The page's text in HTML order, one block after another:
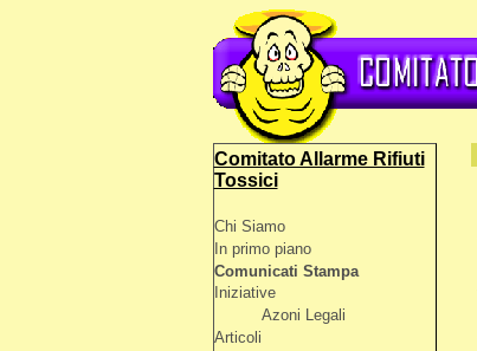
Comitato Allarme Rifiuti
Tossici
Chi Siamo
In primo piano
Comunicati Stampa
Iniziative
Azoni Legali
Articoli